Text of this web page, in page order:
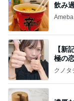
飲み
【新
極の
クノタ